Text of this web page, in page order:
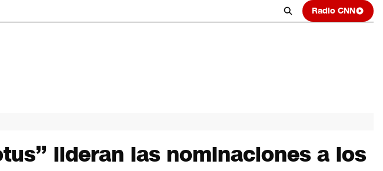
Radio CNN
lideran las nominaciones a los